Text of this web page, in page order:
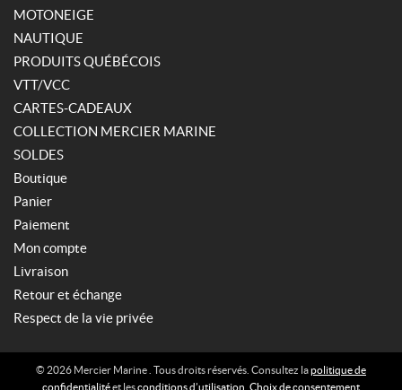
MOTONEIGE
NAUTIQUE
PRODUITS QUÉBÉCOIS
VTT/VCC
CARTES-CADEAUX
COLLECTION MERCIER MARINE
SOLDES
Boutique
Panier
Paiement
Mon compte
Livraison
Retour et échange
Respect de la vie privée
© 2026 Mercier Marine . Tous droits réservés. Consultez lapolitique de
confidentialitéet lesconditions d’utilisation Choix de consentement